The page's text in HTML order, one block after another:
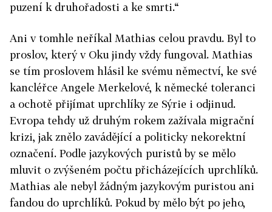
puzení k druhořadosti a ke smrti.“
Ani v tomhle neříkal Mathias celou pravdu. Byl to
proslov, který v Oku jindy vždy fungoval. Mathias
se tím proslovem hlásil ke svému němectví, ke své
kancléřce Angele Merkelové, k německé toleranci
a ochotě přijímat uprchlíky ze Sýrie i odjinud.
Evropa tehdy už druhým rokem zažívala migrační
krizi, jak znělo zavádějící a politicky nekorektní
označení. Podle jazykových puristů by se mělo
mluvit o zvýšeném počtu přicházejících uprchlíků.
Mathias ale nebyl žádným jazykovým puristou ani
fandou do uprchlíků. Pokud by mělo být po jeho,